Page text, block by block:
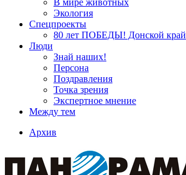
В мире животных
Экология
Спецпроекты
80 лет ПОБЕДЫ! Донской край
Люди
Знай наших!
Персона
Поздравления
Точка зрения
Экспертное мнение
Между тем
Архив